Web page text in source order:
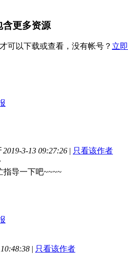
含更多资源
才可以下载或查看，没有帐号？ 立
2019-3-13 09:27:26 | 只看该作者
指导一下吧~~~~
| 只看该作者